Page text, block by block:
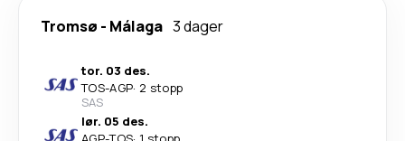
Tromsø - Málaga 3 dager
tor. 03 des.
TOS-AGP· 2 stopp
SAS
lør. 05 des.